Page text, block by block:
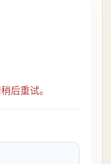
后重试。